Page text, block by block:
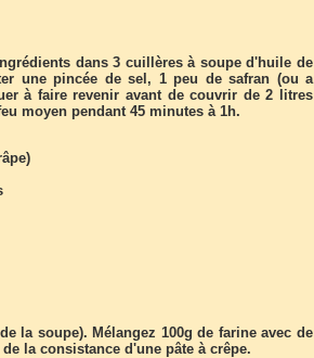
dans 3 cuillères à soupe d'huile de
une pincée de sel, 1 peu de safran (ou a
à faire revenir avant de couvrir de 2 litres
moyen pendant 45 minutes à 1h.
la soupe). Mélangez 100g de farine avec de
la consistance d'une pâte à crêpe.